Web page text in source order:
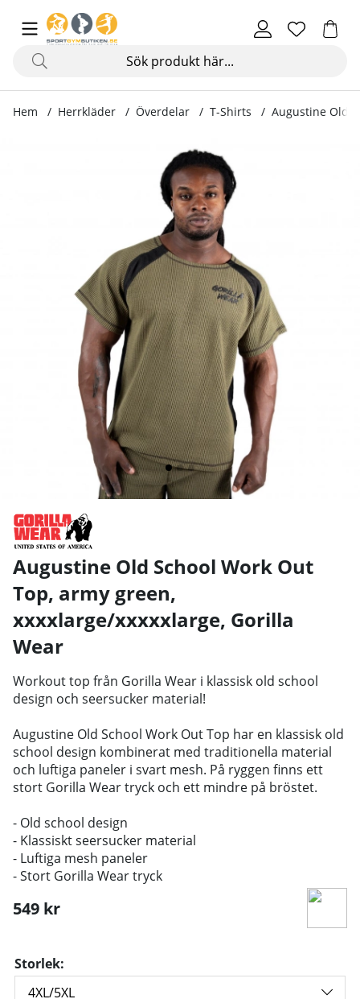
Hem Herrkläder Överdelar T-Shirts Augustine Old
Produktbilder Augustine Old School Work Out Top, army
Augustine Old School Work Out
Top, army green,
xxxxlarge/xxxxxlarge, Gorilla
Wear
Workout top från Gorilla Wear i klassisk old school
design och seersucker material!
Augustine Old School Work Out Top har en klassisk old
school design kombinerat med traditionella material
och luftiga paneler i svart mesh. På ryggen finns ett
stort Gorilla Wear tryck och ett mindre på bröstet.
- Old school design
- Klassiskt seersucker material
- Luftiga mesh paneler
- Stort Gorilla Wear tryck
549 kr
Storlek: